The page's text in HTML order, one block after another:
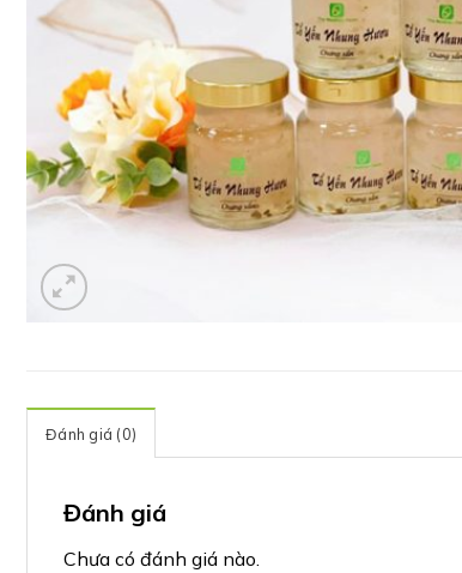
Đánh giá (0)
Đánh giá
Chưa có đánh giá nào.